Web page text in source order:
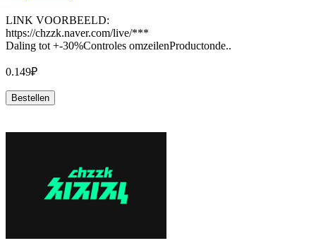
LINK VOORBEELD:
https://chzzk.naver.com/live/***
Daling tot +-30%Controles omzeilenProductonde..
0.149₽
Bestellen